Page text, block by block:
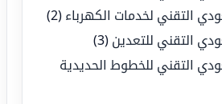
التقني لخدمات الكهرباء (2)
التقني للتعدين (3)
التقني للخطوط الحديدية